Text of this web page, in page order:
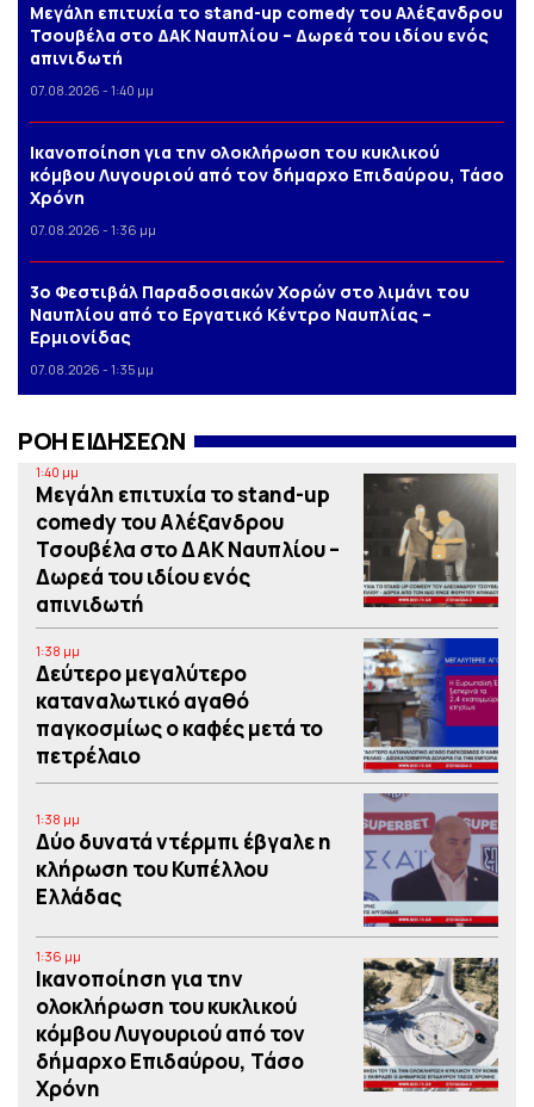
Μεγάλη επιτυχία το stand-up comedy του Αλέξανδρου
Τσουβέλα στο ΔΑΚ Ναυπλίου – Δωρεά του ιδίου ενός
απινιδωτή
07.08.2026 - 1:40 μμ
Iκανοποίηση για την ολοκλήρωση του κυκλικού
κόμβου Λυγουριού από τον δήμαρχο Επιδαύρου, Τάσο
Χρόνη
07.08.2026 - 1:36 μμ
3o Φεστιβάλ Παραδοσιακών Χορών στο λιμάνι του
Ναυπλίου από το Εργατικό Κέντρο Ναυπλίας –
Ερμιονίδας
07.08.2026 - 1:35 μμ
ΡΟΗ ΕΙΔΗΣΕΩΝ
1:40 μμ
Μεγάλη επιτυχία το stand-up
comedy του Αλέξανδρου
Τσουβέλα στο ΔΑΚ Ναυπλίου –
Δωρεά του ιδίου ενός
απινιδωτή
1:38 μμ
Δεύτερο μεγαλύτερο
καταναλωτικό αγαθό
παγκοσμίως ο καφές μετά το
πετρέλαιο
1:38 μμ
Δύο δυνατά ντέρμπι έβγαλε η
κλήρωση του Κυπέλλου
Ελλάδας
1:36 μμ
Iκανοποίηση για την
ολοκλήρωση του κυκλικού
κόμβου Λυγουριού από τον
δήμαρχο Επιδαύρου, Τάσο
Χρόνη